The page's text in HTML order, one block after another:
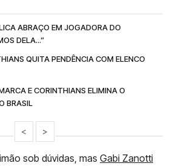
ABRAÇO EM JOGADORA DO
DELA...”
QUITA PENDÊNCIA COM ELENCO
E CORINTHIANS ELIMINA O
BRASIL
< >
sob dúvidas, mas Gabi Zanotti